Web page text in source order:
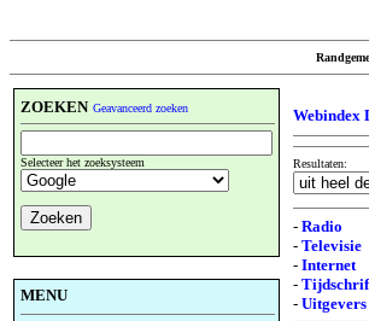
ZOEKEN Geavanceerd zoeken
Selecteer het zoeksysteem
MENU
Webindex
Resultaten:
- Radio
- Televisie
- Internet
-
- Uitgevers